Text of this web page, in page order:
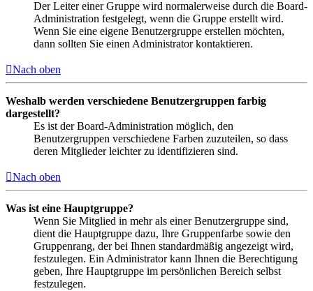
Der Leiter einer Gruppe wird normalerweise durch die Board-
Administration festgelegt, wenn die Gruppe erstellt wird.
Wenn Sie eine eigene Benutzergruppe erstellen möchten,
dann sollten Sie einen Administrator kontaktieren.
Nach oben
Weshalb werden verschiedene Benutzergruppen farbig
dargestellt?
Es ist der Board-Administration möglich, den
Benutzergruppen verschiedene Farben zuzuteilen, so dass
deren Mitglieder leichter zu identifizieren sind.
Nach oben
Was ist eine Hauptgruppe?
Wenn Sie Mitglied in mehr als einer Benutzergruppe sind,
dient die Hauptgruppe dazu, Ihre Gruppenfarbe sowie den
Gruppenrang, der bei Ihnen standardmäßig angezeigt wird,
festzulegen. Ein Administrator kann Ihnen die Berechtigung
geben, Ihre Hauptgruppe im persönlichen Bereich selbst
festzulegen.